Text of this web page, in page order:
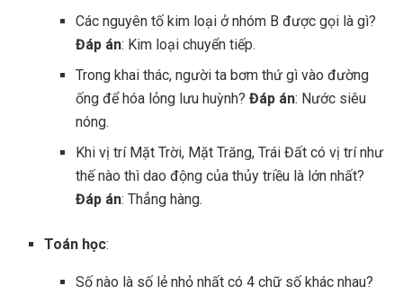
Các nguyên tố kim loại ở nhóm B được gọi là gì?
Đáp án: Kim loại chuyển tiếp.
Trong khai thác, người ta bơm thứ gì vào đường
ống để hóa lỏng lưu huỳnh? Đáp án: Nước siêu
nóng.
Khi vị trí Mặt Trời, Mặt Trăng, Trái Đất có vị trí như
thế nào thì dao động của thủy triều là lớn nhất?
Đáp án: Thẳng hàng.
Toán học:
Số nào là số lẻ nhỏ nhất có 4 chữ số khác nhau?